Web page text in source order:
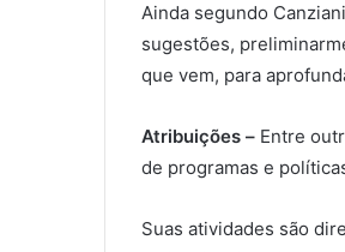
Ainda segundo
sugestões,
que vem, para
Atribuições – Entre
de programas e
Suas atividades são